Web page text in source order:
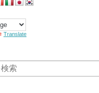
Translate